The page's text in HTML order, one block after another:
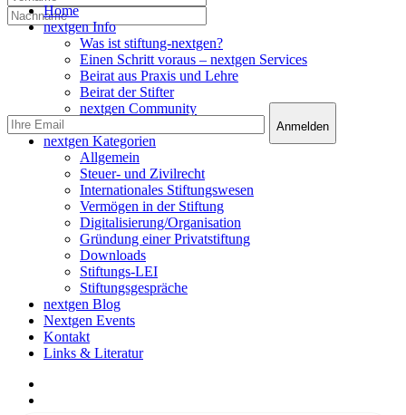
Close
Menu
Home
nextgen Info
Was ist stiftung-nextgen?
Einen Schritt voraus – nextgen Services
Beirat aus Praxis und Lehre
Beirat der Stifter
nextgen Community
nextgen Services
nextgen Kategorien
Allgemein
Steuer- und Zivilrecht
Internationales Stiftungswesen
Vermögen in der Stiftung
Digitalisierung/Organisation
Gründung einer Privatstiftung
Downloads
Stiftungs-LEI
Stiftungsgespräche
nextgen Blog
Nextgen Events
Kontakt
Links & Literatur